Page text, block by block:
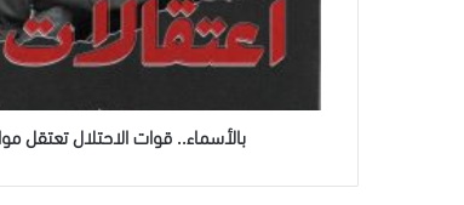
بالأسماء.. قوات الاحتلال تعتقل